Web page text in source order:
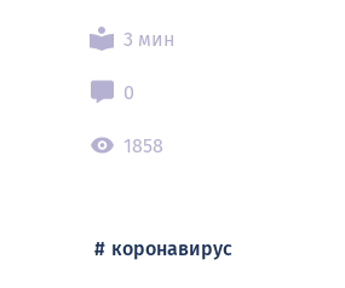
3 мин
0
1858
коронавирус